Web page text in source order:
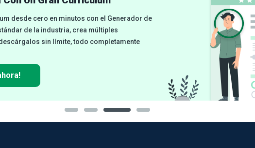
desde cero en minutos con el Generador de
de la industria, crea múltiples
sin límite, todo completamente